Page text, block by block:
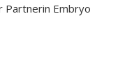
Partnerin Embryo